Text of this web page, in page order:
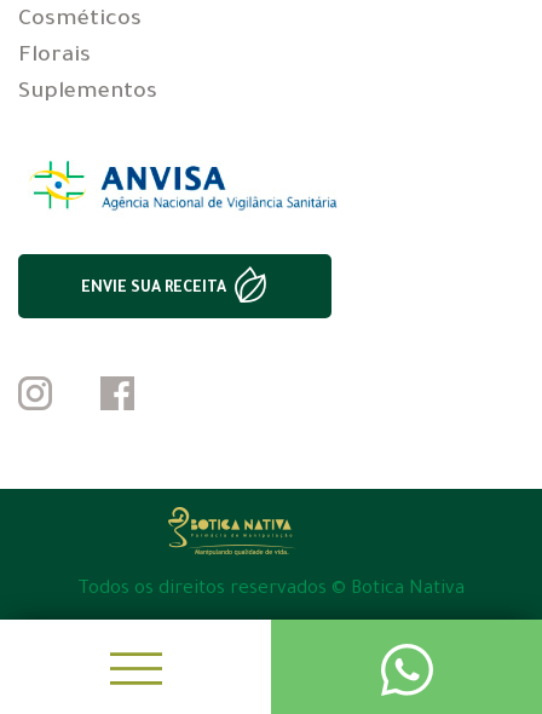
Cosméticos
Florais
Suplementos
ENVIE SUA RECEITA
Todos os direitos reservados © Botica Nativa